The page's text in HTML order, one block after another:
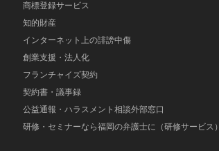
商標登録サービス
知的財産
インターネット上の誹謗中傷
創業支援・法人化
フランチャイズ契約
契約書・議事録
公益通報・ハラスメント相談外部窓口
研修・セミナーなら福岡の弁護士に（研修サービス）